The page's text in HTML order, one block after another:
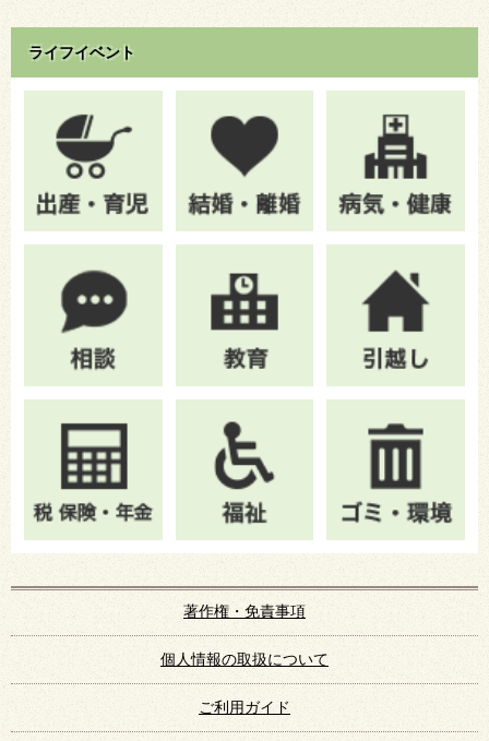
ライフイベント
著作権・免責事項
個人情報の取扱について
ご利用ガイド